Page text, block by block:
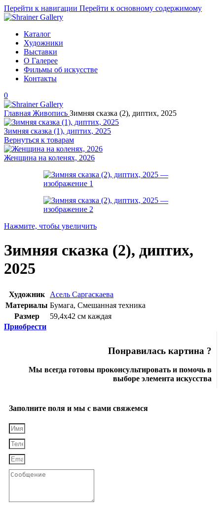
Перейти к навигации Перейти к основному содержимому
Каталог
Художники
Выставки
О Галерее
Фильмы об искусстве
Контакты
0
Главная Живопись Зимняя сказка (2), диптих, 2025
Зимняя сказка (1), диптих, 2025
Вернуться к товарам
Женщина на коленях, 2026
Нажмите, чтобы увеличить
Зимняя сказка (2), диптих,
2025
Художник
Асель Саргаскаева
Материалы Бумага, Смешанная техника
Размер
59,4х42 см каждая
Приобрести
Понравилась картина ?
Мы всегда готовы проконсультировать и помочь в
выборе элемента искусства
Заполните поля и мы с вами свяжемся